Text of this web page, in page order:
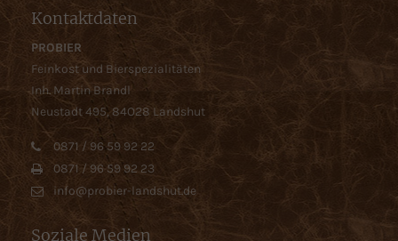
Kontaktdaten
PROBIER
Feinkost und Bierspezialitäten
Inh. Martin Brandl
Neustadt 495, 84O28 Landshut
0871 / 96 59 92 22
0871 / 96 59 92 23
info@probier-landshut.de
Soziale Medien